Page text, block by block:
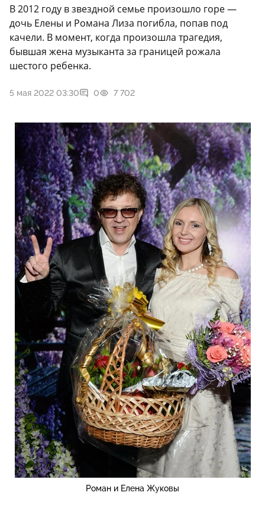
В 2012 году в звездной семье произошло горе —
дочь Елены и Романа Лиза погибла, попав под
качели. В момент, когда произошла трагедия,
бывшая жена музыканта за границей рожала
шестого ребенка.
5 мая 2022 03:30 0 7 702
Роман и Елена Жуковы